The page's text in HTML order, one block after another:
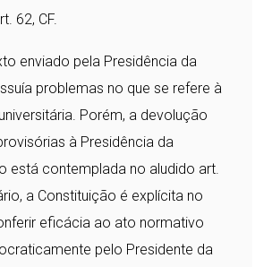
62, CF.
enviado pela Presidência da
problemas no que se refere à
Porém, a devolução
à Presidência da
está contemplada no aludido art.
a Constituição é explícita no
eficácia ao ato normativo
pelo Presidente da